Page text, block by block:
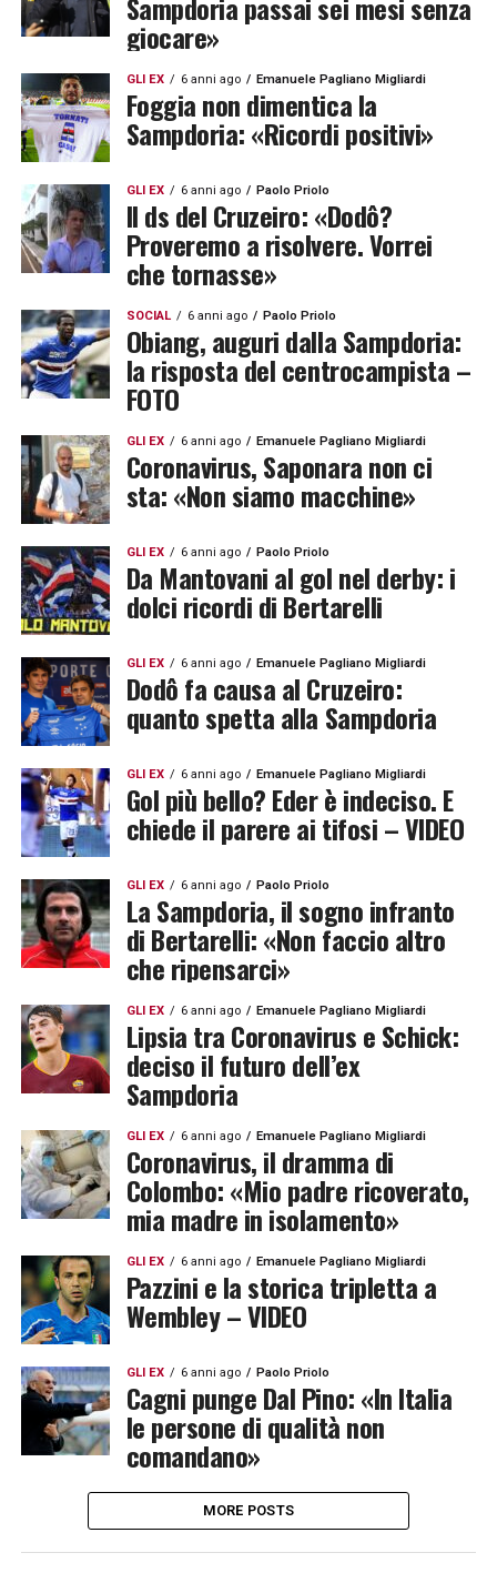
giocare»
GLI EX 6 anni ago Emanuele Pagliano Migliardi
Foggia non dimentica la
Sampdoria: «Ricordi positivi»
GLI EX 6 anni ago Paolo Priolo
Il ds del Cruzeiro: «Dodô?
Proveremo a risolvere. Vorrei
che tornasse»
SOCIAL 6 anni ago Paolo Priolo
Obiang, auguri dalla Sampdoria:
la risposta del centrocampista –
FOTO
GLI EX 6 anni ago Emanuele Pagliano Migliardi
Coronavirus, Saponara non ci
sta: «Non siamo macchine»
GLI EX 6 anni ago Paolo Priolo
Da Mantovani al gol nel derby: i
dolci ricordi di Bertarelli
GLI EX 6 anni ago Emanuele Pagliano Migliardi
Dodô fa causa al Cruzeiro:
quanto spetta alla Sampdoria
GLI EX 6 anni ago Emanuele Pagliano Migliardi
Gol più bello? Eder è indeciso. E
chiede il parere ai tifosi – VIDEO
GLI EX 6 anni ago Paolo Priolo
La Sampdoria, il sogno infranto
di Bertarelli: «Non faccio altro
che ripensarci»
GLI EX 6 anni ago Emanuele Pagliano Migliardi
Lipsia tra Coronavirus e Schick:
deciso il futuro dell’ex
Sampdoria
GLI EX 6 anni ago Emanuele Pagliano Migliardi
Coronavirus, il dramma di
Colombo: «Mio padre ricoverato,
mia madre in isolamento»
GLI EX 6 anni ago Emanuele Pagliano Migliardi
Pazzini e la storica tripletta a
Wembley – VIDEO
GLI EX 6 anni ago Paolo Priolo
Cagni punge Dal Pino: «In Italia
le persone di qualità non
comandano»
MORE POSTS